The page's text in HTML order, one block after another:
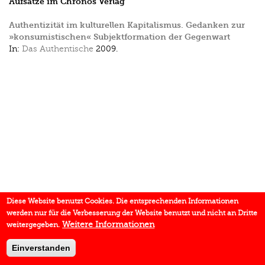
Authentizität im kulturellen Kapitalismus. Gedanken zur
»konsumistischen« Subjektformation der Gegenwart
In: Das Authentische 2009.
Diese Website benutzt Cookies. Die entsprechenden Informationen
werden nur für die Verbesserung der Website benutzt und nicht an Dritte
weitergegeben. Weitere Informationen
Einverstanden